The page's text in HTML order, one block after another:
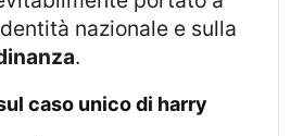
nazionale e sulla
.
caso unico di harry